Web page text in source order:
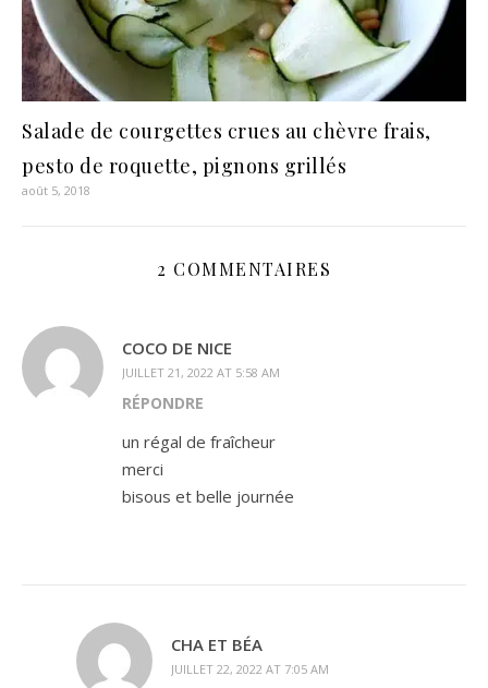
Salade de courgettes crues au chèvre frais,
pesto de roquette, pignons grillés
août 5, 2018
2 COMMENTAIRES
COCO DE NICE
JUILLET 21, 2022 AT 5:58 AM
RÉPONDRE
un régal de fraîcheur
merci
bisous et belle journée
CHA ET BÉA
JUILLET 22, 2022 AT 7:05 AM